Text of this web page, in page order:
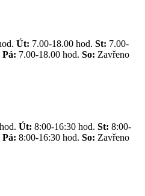
Út: 7.00-18.00 hod. St: 7.00-
Pá: 7.00-18.00 hod. So: Zavřeno
Út: 8:00-16:30 hod. St: 8:00-
Pá: 8:00-16:30 hod. So: Zavřeno